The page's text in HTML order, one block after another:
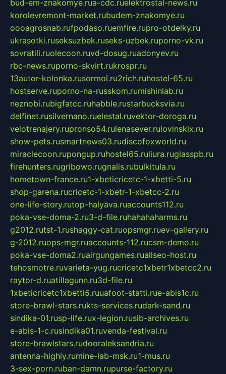
bud-em-znakomye.rua-cdc.ruelektrostal-news.ru
korolevremont-market.rubudem-znakomye.ru
oooagrosnab.rufpodaso.ruemfire.rupro-otdelky.ru
ukrasotki.ruseksuzbek.ruseks-uzbek.ruporno-vk.ru
sovratili.ruolecoon.ruvd-dosug.ruadonyev.ru
rbc-news.ruporno-skvirt.rukrospr.ru
13autor-kolonka.rusormol.ru2rich.ruhostel-65.ru
hostserve.ruporno-na-russkom.rumishinlab.ru
neznobi.rubigfatcc.ruhabble.rustarbucksvia.ru
delfinet.rusilvernano.ruelestal.ruvektor-doroga.ru
velotrenajery.rupronso54.rulenasever.rulovinskix.ru
show-pets.rusmartnews03.rudiscofoxworld.ru
miraclecoon.rupongup.ruhostel65.ruliura.ruglasspb.ru
firehunters.rugribowo.rugnalis.rubulkitula.ru
hometown-france.ru1-xbeticricetc-1-xbetti-5.ru
shop-garena.rucricetc-1-xbetr-1-xbetcc-2.ru
one-life-story.rutop-halyava.ruaccounts112.ru
poka-vse-doma-2.ru3-d-file.ruhahahaharms.ru
g2012.rutst-1.rushaggy-cat.ruopsmgr.ruev-gallery.ru
g-2012.ruops-mgr.ruaccounts-112.rucsm-demo.ru
poka-vse-doma2.ruairgungames.ruallseo-host.ru
tehosmotre.ruvarieta-yug.rucricetc1xbetr1xbetcc2.ru
raytor-d.ruatillagunn.ru3d-file.ru
1xbeticricetc1xbetti5.ruuafoot-statti.rue-abis1c.ru
store-brawl-stars.rukts-services.rudark-sand.ru
sindika-01.rusp-life.rux-legion.rusib-archives.ru
e-abis-1-c.rusindika01.ruvenda-festival.ru
store-brawlstars.rudooraleksandria.ru
antenna-highly.rumine-lab-msk.ru1-mus.ru
3-sex-porn.ruban-damn.rupurse-factory.ru